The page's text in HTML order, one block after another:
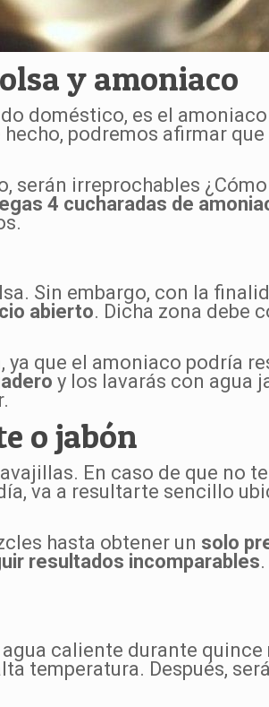
y amoniaco
doméstico, es el
hecho, podremos afirmar
serán irreprochables
4 cucharadas de
Sin embargo, con la
abierto. Dicha zona debe
que el amoniaco podría
y los lavarás con agua
o jabón
En caso de que no
va a resultarte sencillo
hasta obtener un solo
resultados incomparables
caliente durante quince
temperatura. Después,